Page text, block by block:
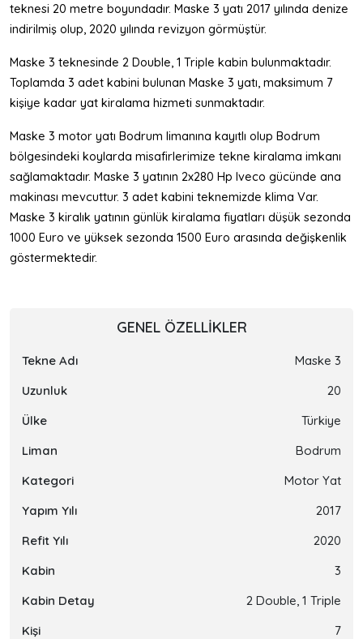
teknesi 20 metre boyundadır. Maske 3 yatı 2017 yılında denize
indirilmiş olup, 2020 yılında revizyon görmüştür.
Maske 3 teknesinde 2 Double, 1 Triple kabin bulunmaktadır.
Toplamda 3 adet kabini bulunan Maske 3 yatı, maksimum 7
kişiye kadar yat kiralama hizmeti sunmaktadır.
Maske 3 motor yatı Bodrum limanına kayıtlı olup Bodrum
bölgesindeki koylarda misafirlerimize tekne kiralama imkanı
sağlamaktadır. Maske 3 yatının 2x280 Hp Iveco gücünde ana
makinası mevcuttur. 3 adet kabini teknemizde klima Var.
Maske 3 kiralık yatının günlük kiralama fiyatları düşük sezonda
1000 Euro ve yüksek sezonda 1500 Euro arasında değişkenlik
göstermektedir.
GENEL ÖZELLIKLER
Tekne Adı
Maske 3
Uzunluk
20
Ülke
Türkiye
Liman
Bodrum
Kategori
Motor Yat
Yapım Yılı
2017
Refit Yılı
2020
Kabin
3
Kabin Detay
2 Double, 1 Triple
Kişi
7